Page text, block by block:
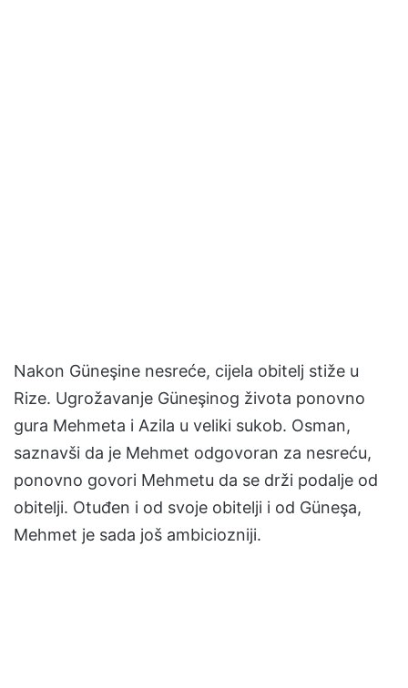
Nakon Güneşine nesreće, cijela obitelj stiže u
Rize. Ugrožavanje Güneşinog života ponovno
gura Mehmeta i Azila u veliki sukob. Osman,
saznavši da je Mehmet odgovoran za nesreću,
ponovno govori Mehmetu da se drži podalje od
obitelji. Otuđen i od svoje obitelji i od Güneşa,
Mehmet je sada još ambiciozniji.